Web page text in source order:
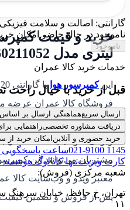
لیتری مدل WD060211052 ویدو
اینکمپرسور هوا
فروشگاه کالا عمران عرضه
سایلنت 100 لیتری مدل WD060211052 ویدو
ویژگی‌ها و کیفیت ساخت آن
مشتریان می‌توانند این
معتبر ویدو و وب‌سایت کالا
پس از فروش و تضمین کیفیت،
گارانتی: اصالت و سلامت فیزیکی
ناموجود در حال حاضر امکان
ناموجود
خدمات خرید کالا عمران
قبل از خرید با خیال راحت
ارسال سریعهماهنگی ارسال بر
دریافت مشاوره تخصصیراهنمایی
خرید حضوری و آنلاینامکان خرید از
021-9100 1145ساعت پاسخگویی شنبه
کارت ویزیتتنها کاتالوگ هوشمند
شعبه مرکزی (فروش):
تهران، خ حافظ، خیابان سرهنگ
۱۱